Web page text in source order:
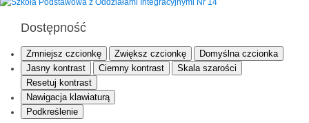
Dostępność
Zmniejsz czcionkę Zwiększ czcionkę
Domyślna czcionka
Jasny kontrast
Ciemny kontrast
Skala szarości
Resetuj kontrast
Nawigacja klawiaturą
Podkreślenie